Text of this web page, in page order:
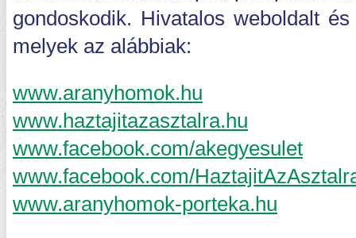
gondoskodik. Hivatalos weboldalt
melyek az alábbiak:
www.aranyhomok.hu
www.haztajitazasztalra.hu
www.facebook.com/akegyesulet
www.facebook.com/
www.aranyhomok-porteka.hu